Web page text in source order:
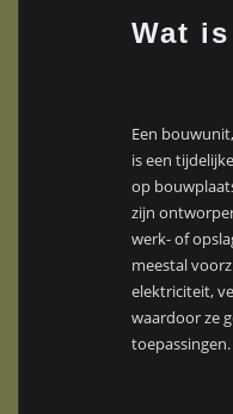
Wat
Een
is een
op
zijn
werk- of
meestal
elektriciteit,
waardoor ze
toepassingen.